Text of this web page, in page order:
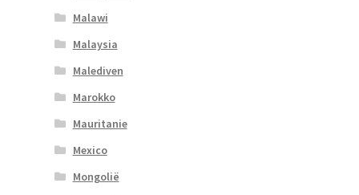
Malawi
Malaysia
Malediven
Marokko
Mauritanie
Mexico
Mongolië